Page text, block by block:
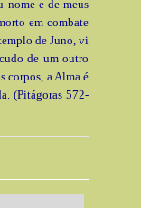
nome e de meus
em combate
de Juno, vi
de um outro
corpos, a Alma é
(Pitágoras 572-